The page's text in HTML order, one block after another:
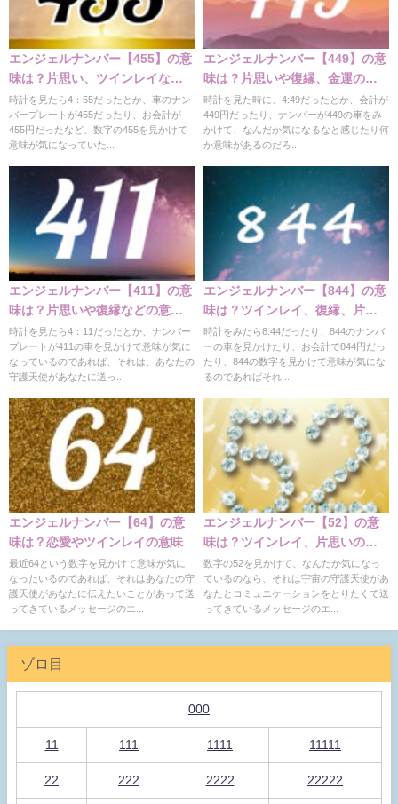
エンジェルナンバー【455】の意
味は？片思い、ツインレイなど
の意味
時計を見たら4：55だったとか、車のナン
バープレートが455だったり、お会計が
455円だったなど、数字の455を見かけて
意味が気になっていた...
エンジェルナンバー【449】の意
味は？片思いや復縁、金運の意
味
時計を見た時に、4:49だったとか、会計が
449円だったり、ナンバーが449の車をみ
かけて、なんだか気になるなと感じたり何
か意味があるのだろ...
エンジェルナンバー【411】の意
味は？片思いや復縁などの意味
と実践編
時計を見たら4：11だったとか、ナンバー
プレートが411の車を見かけて意味が気に
なっているのであれば、それは、あなたの
守護天使があなたに送っ...
エンジェルナンバー【844】の意
味は？ツインレイ、復縁、片思
い、仕事などの意味
時計をみたら8:44だったり、844のナンバ
ーの車を見かけたり、お会計で844円だっ
たり、844の数字を見かけて意味が気にな
るのであればそれ...
エンジェルナンバー【64】の意
味は？恋愛やツインレイの意味
最近64という数字を見かけて意味が気に
なったいるのであれば、それはあなたの守
護天使があなたに伝えたいことがあって送
ってきているメッセージのエ...
エンジェルナンバー【52】の意
味は？ツインレイ、片思いの意
味
数字の52を見かけて、なんだか気になっ
ているのなら、それは宇宙の守護天使があ
なたとコミュニケーションをとりたくて送
ってきているメッセージのエ...
ゾロ目
000
11 111 1111 11111
22 222 2222 22222